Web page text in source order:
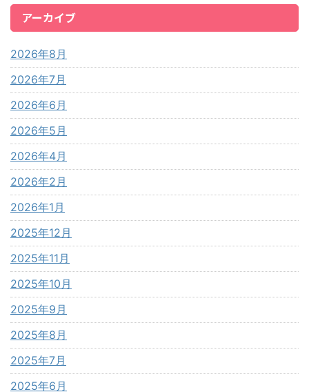
アーカイブ
2026年8月
2026年7月
2026年6月
2026年5月
2026年4月
2026年2月
2026年1月
2025年12月
2025年11月
2025年10月
2025年9月
2025年8月
2025年7月
2025年6月